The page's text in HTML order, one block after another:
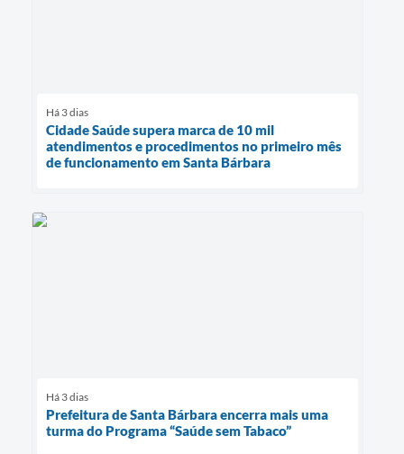
Há 3 dias
Cidade Saúde supera marca de 10 mil
atendimentos e procedimentos no primeiro mês
de funcionamento em Santa Bárbara
Há 3 dias
Prefeitura de Santa Bárbara encerra mais uma
turma do Programa “Saúde sem Tabaco”